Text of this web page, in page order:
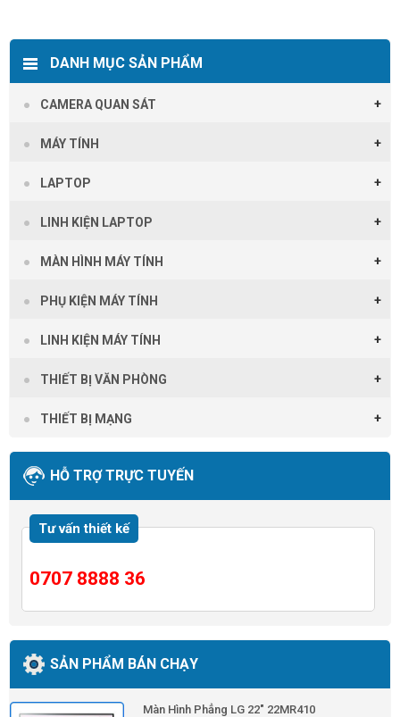
DANH MỤC SẢN PHẨM
CAMERA QUAN SÁT
MÁY TÍNH
LAPTOP
LINH KIỆN LAPTOP
MÀN HÌNH MÁY TÍNH
PHỤ KIỆN MÁY TÍNH
LINH KIỆN MÁY TÍNH
THIẾT BỊ VĂN PHÒNG
THIẾT BỊ MẠNG
HỖ TRỢ TRỰC TUYẾN
Tư vấn thiết kế
0707 8888 36
SẢN PHẨM BÁN CHẠY
Màn Hình Phẳng LG 22" 22MR410